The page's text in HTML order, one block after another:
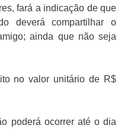
fará a indicação de que
deverá compartilhar o
ainda que não seja
no valor unitário de R$
poderá ocorrer até o dia